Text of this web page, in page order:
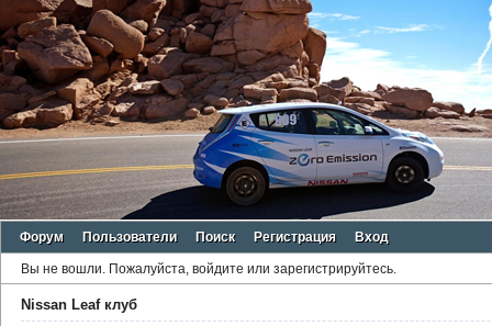
Форум Пользователи Поиск Регистрация Вход
Вы не вошли. Пожалуйста, войдите или зарегистрируйтесь.
Nissan Leaf клуб